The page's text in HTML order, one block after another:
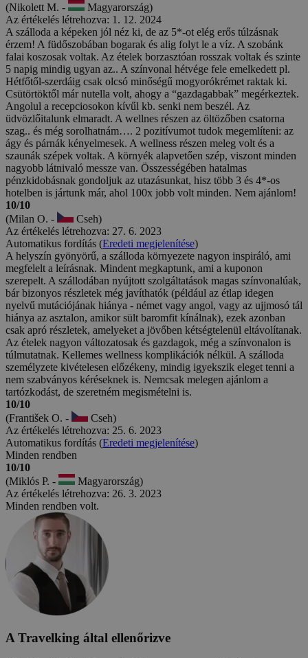
(Nikolett M. -
Magyarország)
Az értékelés létrehozva: 1. 12. 2024
A szálloda a képeken jól néz ki, de az 5*-ot elég erős túlzásnak
érzem! A füdőszobában bogarak és alig folyt le a víz. A szobánk
falai koszosak voltak. Az ételek borzasztóan rosszak voltak és szinte
5 napig mindig ugyan az.. A színvonal hétvége fele emelkedett pl.
Hétfőtől-szerdáig csak olcsó minőségű mogyorókrémet raktak ki.
Csütörtöktől már nutella volt, ahogy a “gazdagabbak” megérkeztek.
Angolul a recepciosokon kívűl kb. senki nem beszél. Az
üdvözlőitalunk elmaradt. A wellnes részen az öltözőben csatorna
szag.. és még sorolhatnám…. 2 pozitívumot tudok megemlíteni: az
ágy és párnák kényelmesek. A wellness részen meleg volt és a
szaunák szépek voltak. A környék alapvetően szép, viszont minden
nagyobb látnivaló messze van. Összességében hatalmas
pénzkidobásnak gondoljuk az utazásunkat, hisz több 3 és 4*-os
hotelben is jártunk már, ahol 100x jobb volt minden. Nem ajánlom!
10/10
(Milan O. -
Cseh)
Az értékelés létrehozva: 27. 6. 2023
Automatikus fordítás (Eredeti megjelenítése)
A helyszín gyönyörű, a szálloda környezete nagyon inspiráló, ami
megfelelt a leírásnak. Mindent megkaptunk, ami a kuponon
szerepelt. A szállodában nyújtott szolgáltatások magas színvonalúak,
bár bizonyos részletek még javíthatók (például az étlap idegen
nyelvű mutációjának hiánya - német vagy angol, vagy az ujjmosó tál
hiánya az asztalon, amikor sült baromfit kínálnak), ezek azonban
csak apró részletek, amelyeket a jövőben kétségtelenül eltávolítanak.
Az ételek nagyon változatosak és gazdagok, még a színvonalon is
túlmutatnak. Kellemes wellness komplikációk nélkül. A szálloda
személyzete kivételesen előzékeny, mindig igyekszik eleget tenni a
nem szabványos kéréseknek is. Nemcsak melegen ajánlom a
tartózkodást, de szeretném megismételni is.
10/10
(František O. -
Cseh)
Az értékelés létrehozva: 25. 6. 2023
Automatikus fordítás (Eredeti megjelenítése)
Minden rendben
10/10
(Miklós P. -
Magyarország)
Az értékelés létrehozva: 26. 3. 2023
Minden rendben volt.
A Travelking által ellenőrizve